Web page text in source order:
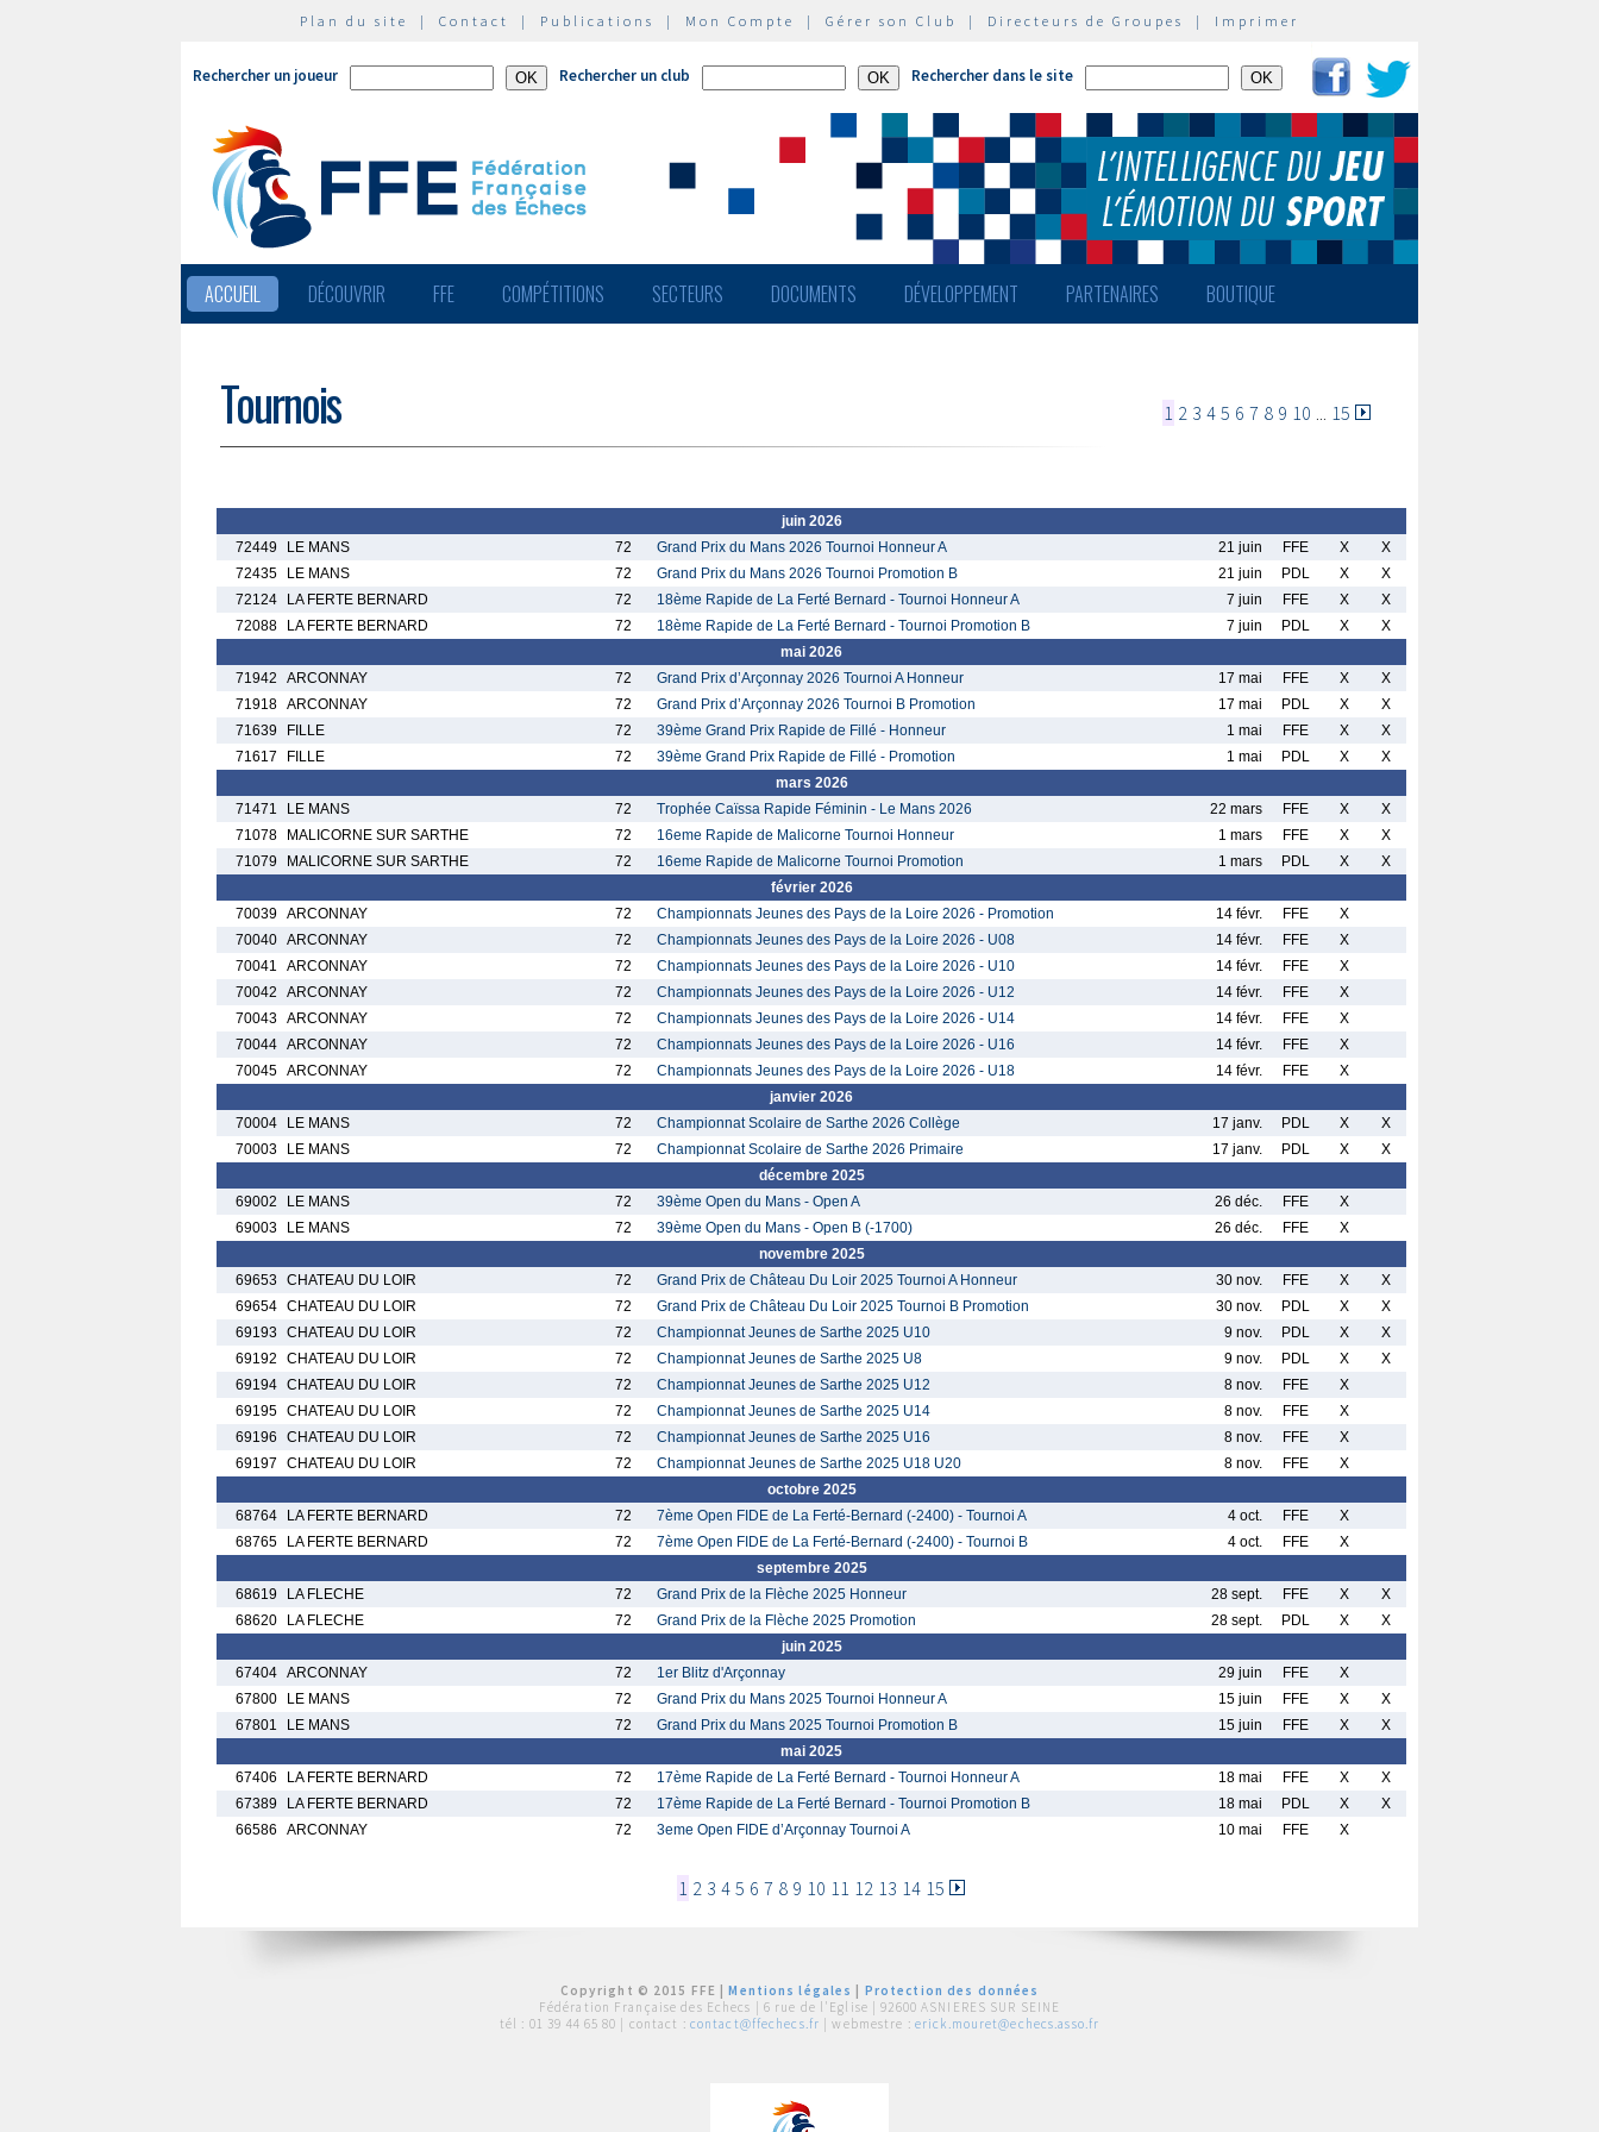
Plan du site | Contact | Publications | Mon Compte | Gérer son Club | Directeurs de Groupes | Imprimer
Rechercher un joueur Rechercher un club Rechercher dans le site
ACCUEIL DÉCOUVRIR FFE COMPÉTITIONS SECTEURS DOCUMENTS DÉVELOPPEMENT PARTENAIRES BOUTIQUE
Tournois 1 2 3 4 5 6 7 8 9 10 ... 15
juin 2026
72449
LE MANS 72 Grand Prix du Mans 2026 Tournoi Honneur A 21 juin FFE X
X
72435
LE MANS 72 Grand Prix du Mans 2026 Tournoi Promotion B 21 juin PDL X
X
72124
LA FERTE BERNARD 72 18ème Rapide de La Ferté Bernard - Tournoi Honneur A 7 juin FFE X
X
72088
LA FERTE BERNARD 72 18ème Rapide de La Ferté Bernard - Tournoi Promotion B 7 juin PDL X
X
mai 2026
71942
ARCONNAY 72 Grand Prix d’Arçonnay 2026 Tournoi A Honneur 17 mai FFE X
X
71918 ARCONNAY 72 Grand Prix d’Arçonnay 2026 Tournoi B Promotion 17 mai PDL X
X
71639
FILLE 72 39ème Grand Prix Rapide de Fillé - Honneur 1 mai FFE X
X
71617
FILLE 72 39ème Grand Prix Rapide de Fillé - Promotion 1 mai PDL X
X
mars 2026
71471
LE MANS 72 Trophée Caïssa Rapide Féminin - Le Mans 2026 22 mars FFE X
X
71078
MALICORNE SUR SARTHE 72 16eme Rapide de Malicorne Tournoi Honneur 1 mars FFE X
X
71079
MALICORNE SUR SARTHE 72 16eme Rapide de Malicorne Tournoi Promotion 1 mars PDL X
X
février 2026
70039 ARCONNAY 72 Championnats Jeunes des Pays de la Loire 2026 - Promotion 14 févr. FFE
X
70040 ARCONNAY 72 Championnats Jeunes des Pays de la Loire 2026 - U08 14 févr. FFE
X
70041
ARCONNAY 72 Championnats Jeunes des Pays de la Loire 2026 - U10 14 févr. FFE
X
70042
ARCONNAY 72 Championnats Jeunes des Pays de la Loire 2026 - U12 14 févr. FFE
X
70043 ARCONNAY 72 Championnats Jeunes des Pays de la Loire 2026 - U14 14 févr. FFE
X
70044 ARCONNAY 72 Championnats Jeunes des Pays de la Loire 2026 - U16 14 févr. FFE
X
70045 ARCONNAY 72 Championnats Jeunes des Pays de la Loire 2026 - U18 14 févr. FFE
X
janvier 2026
70004
LE MANS 72 Championnat Scolaire de Sarthe 2026 Collège 17 janv. PDL X
X
70003
LE MANS 72 Championnat Scolaire de Sarthe 2026 Primaire 17 janv. PDL X
X
décembre 2025
69002
LE MANS 72 39ème Open du Mans - Open A 26 déc. FFE
X
69003
LE MANS 72 39ème Open du Mans - Open B (-1700) 26 déc. FFE
X
novembre 2025
69653
CHATEAU DU LOIR 72 Grand Prix de Château Du Loir 2025 Tournoi A Honneur 30 nov. FFE X
X
69654 CHATEAU DU LOIR 72 Grand Prix de Château Du Loir 2025 Tournoi B Promotion 30 nov. PDL X
X
69193
CHATEAU DU LOIR 72 Championnat Jeunes de Sarthe 2025 U10 9 nov. PDL X
X
69192
CHATEAU DU LOIR 72 Championnat Jeunes de Sarthe 2025 U8 9 nov. PDL X
X
69194 CHATEAU DU LOIR 72 Championnat Jeunes de Sarthe 2025 U12 8 nov. FFE
X
69195 CHATEAU DU LOIR 72 Championnat Jeunes de Sarthe 2025 U14 8 nov. FFE
X
69196
CHATEAU DU LOIR 72 Championnat Jeunes de Sarthe 2025 U16 8 nov. FFE
X
69197
CHATEAU DU LOIR 72 Championnat Jeunes de Sarthe 2025 U18 U20 8 nov. FFE
X
octobre 2025
68764
LA FERTE BERNARD 72 7ème Open FIDE de La Ferté-Bernard (-2400) - Tournoi A 4 oct. FFE
X
68765
LA FERTE BERNARD 72 7ème Open FIDE de La Ferté-Bernard (-2400) - Tournoi B 4 oct. FFE
X
septembre 2025
68619
LA FLECHE 72 Grand Prix de la Flèche 2025 Honneur 28 sept. FFE X
X
68620
LA FLECHE 72 Grand Prix de la Flèche 2025 Promotion 28 sept. PDL X
X
juin 2025
67404 ARCONNAY 72 1er Blitz d'Arçonnay 29 juin FFE
X
67800
LE MANS 72 Grand Prix du Mans 2025 Tournoi Honneur A 15 juin FFE X
X
67801
LE MANS 72 Grand Prix du Mans 2025 Tournoi Promotion B 15 juin FFE X
X
mai 2025
67406
LA FERTE BERNARD 72 17ème Rapide de La Ferté Bernard - Tournoi Honneur A 18 mai FFE X
X
67389
LA FERTE BERNARD 72 17ème Rapide de La Ferté Bernard - Tournoi Promotion B 18 mai PDL X
X
66586
ARCONNAY 72 3eme Open FIDE d’Arçonnay Tournoi A 10 mai FFE X
1 2 3 4 5 6 7 8 9 10 11 12 13 14 15
Copyright © 2015 FFE |Mentions légales
Protection des données
Fédération Française des Echecs | 6 rue de l'Eglise | 92600 ASNIERES SUR SEINE
tél : 01 39 44 65 80 | contact : contact@ffechecs.fr | webmestre : erick.mouret@echecs.asso.fr